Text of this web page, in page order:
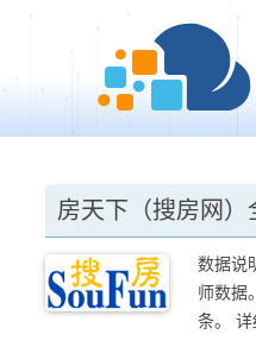
房天下（搜房网
数据说
师数据
条。